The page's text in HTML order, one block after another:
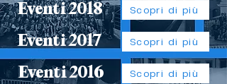
Eventi 2018
Eventi 2017
Eventi 2016
Scopri di più
Scopri di più
Scopri di più